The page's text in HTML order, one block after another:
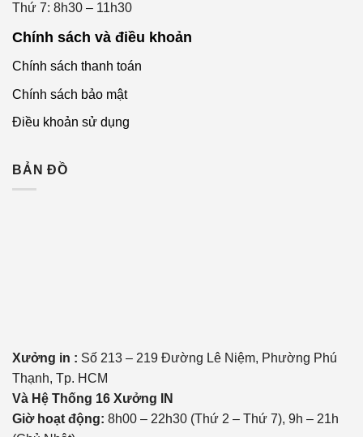
Thứ 7: 8h30 – 11h30
Chính sách và điều khoản
Chính sách thanh toán
Chính sách bảo mật
Điều khoản sử dụng
BẢN ĐỒ
Xưởng in : Số 213 – 219 Đường Lê Niệm, Phường Phú
Thạnh, Tp. HCM
Và Hệ Thống 16 Xưởng IN
Giờ hoạt động: 8h00 – 22h30 (Thứ 2 – Thứ 7), 9h – 21h